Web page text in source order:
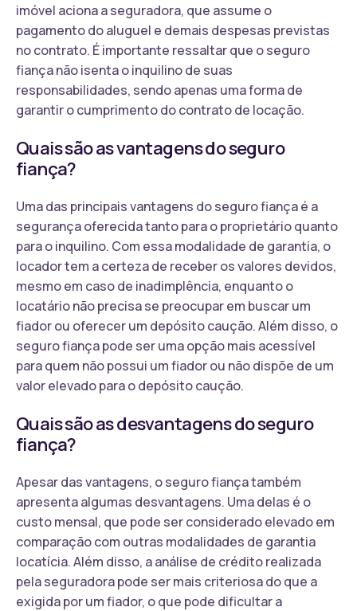
imóvel aciona a seguradora, que assume o
pagamento do aluguel e demais despesas previstas
no contrato. É importante ressaltar que o seguro
fiança não isenta o inquilino de suas
responsabilidades, sendo apenas uma forma de
garantir o cumprimento do contrato de locação.
Quais são as vantagens do seguro
fiança?
Uma das principais vantagens do seguro fiança é a
segurança oferecida tanto para o proprietário quanto
para o inquilino. Com essa modalidade de garantia, o
locador tem a certeza de receber os valores devidos,
mesmo em caso de inadimplência, enquanto o
locatário não precisa se preocupar em buscar um
fiador ou oferecer um depósito caução. Além disso, o
seguro fiança pode ser uma opção mais acessível
para quem não possui um fiador ou não dispõe de um
valor elevado para o depósito caução.
Quais são as desvantagens do seguro
fiança?
Apesar das vantagens, o seguro fiança também
apresenta algumas desvantagens. Uma delas é o
custo mensal, que pode ser considerado elevado em
comparação com outras modalidades de garantia
locatícia. Além disso, a análise de crédito realizada
pela seguradora pode ser mais criteriosa do que a
exigida por um fiador, o que pode dificultar a